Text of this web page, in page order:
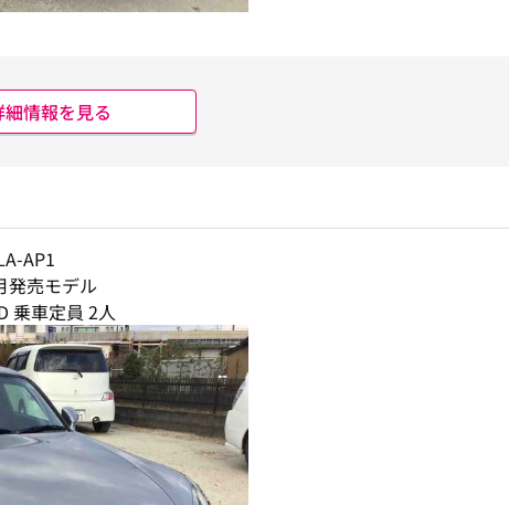
情報を見る
AP1
発売モデル
乗車定員 2人